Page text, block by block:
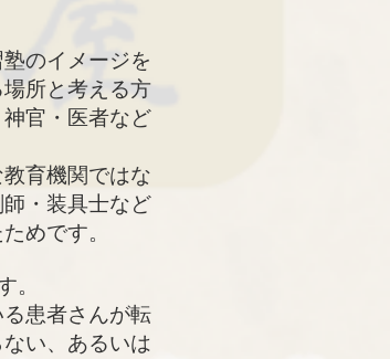
のイメージを
所と考える方
官・医者など
育機関ではな
・装具士など
めです。
。
患者さんが転
い、あるいは